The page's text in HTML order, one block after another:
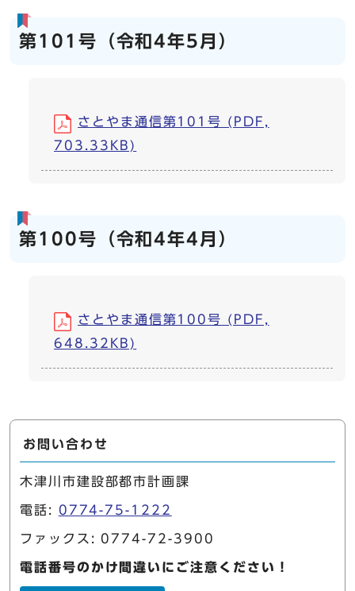
第101号（令和4年5月）
さとやま通信第101号 (PDF,
703.33KB)
第100号（令和4年4月）
さとやま通信第100号 (PDF,
648.32KB)
お問い合わせ
木津川市建設部都市計画課
電話: 0774-75-1222
ファックス: 0774-72-3900
電話番号のかけ間違いにご注意ください！